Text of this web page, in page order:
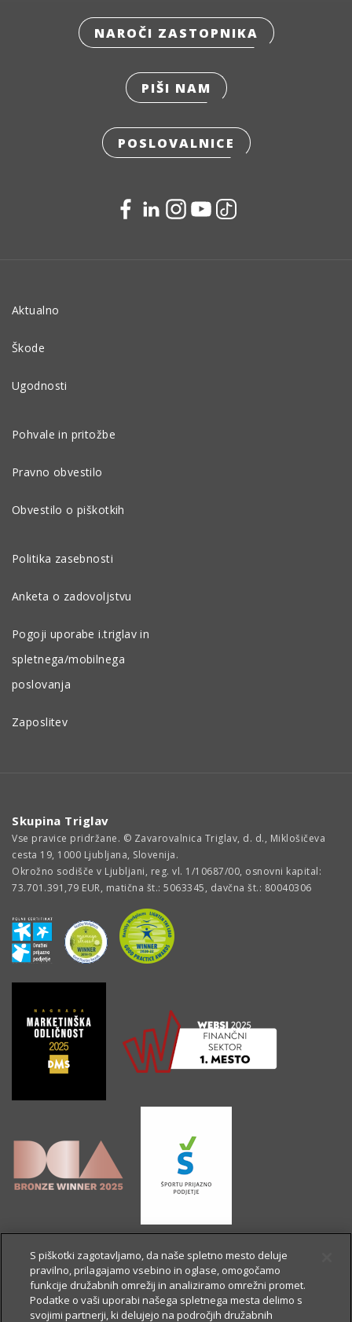
NAROČI ZASTOPNIKA
PIŠI NAM
POSLOVALNICE
Aktualno
Škode
Ugodnosti
Pohvale in pritožbe
Pravno obvestilo
Obvestilo o piškotkih
Politika zasebnosti
Anketa o zadovoljstvu
Pogoji uporabe i.triglav in
spletnega/mobilnega
poslovanja
Zaposlitev
Skupina Triglav
Vse pravice pridržane. © Zavarovalnica Triglav, d. d., Miklošičeva
cesta 19, 1000 Ljubljana, Slovenija.
Okrožno sodišče v Ljubljani, reg. vl. 1/10687/00, osnovni kapital:
73.701.391,79 EUR, matična št.: 5063345, davčna št.: 80040306
S piškotki zagotavljamo, da naše spletno mesto deluje
pravilno, prilagajamo vsebino in oglase, omogočamo
funkcije družabnih omrežij in analiziramo omrežni promet.
Podatke o vaši uporabi našega spletnega mesta delimo s
svojimi partnerji, ki delujejo na področjih družabnih